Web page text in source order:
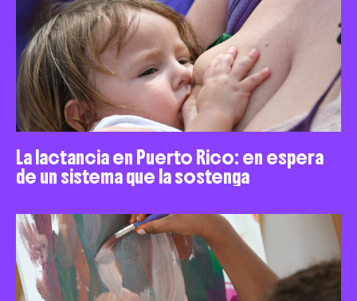
La lactancia en Puerto Rico: en espera
de un sistema que la sostenga